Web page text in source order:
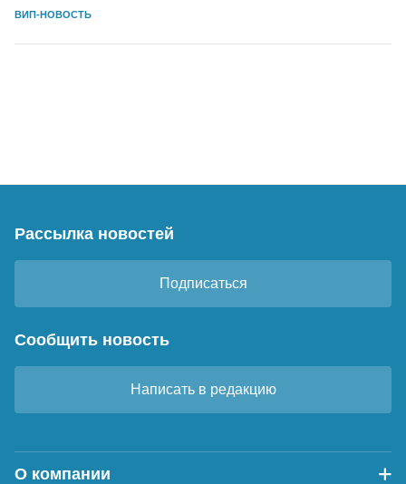
ВИП-НОВОСТЬ
Рассылка новостей
Подписаться
Сообщить новость
Написать в редакцию
О компании